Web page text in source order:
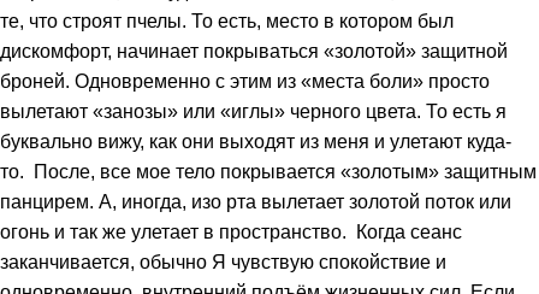
те, что строят пчелы. То есть, место в котором был
дискомфорт, начинает покрываться «золотой» защитной
броней. Одновременно с этим из «места боли» просто
вылетают «занозы» или «иглы» черного цвета. То есть я
буквально вижу, как они выходят из меня и улетают куда-
то. После, все мое тело покрывается «золотым» защитным
панцирем. А, иногда, изо рта вылетает золотой поток или
огонь и так же улетает в пространство. Когда сеанс
заканчивается, обычно Я чувствую спокойствие и